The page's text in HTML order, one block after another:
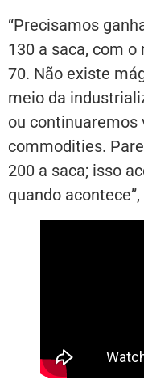
“Precisamos
130 a saca, com o
70. Não existe
meio da
ou continuaremos
commodities.
200 a saca; isso
quando